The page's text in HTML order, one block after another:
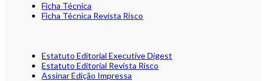
Ficha Técnica
Ficha Técnica Revista Risco
Estatuto Editorial Executive Digest
Estatuto Editorial Revista Risco
Assinar Edição Impressa